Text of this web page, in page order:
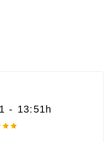
- 13:51h